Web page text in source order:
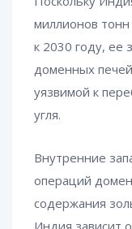
миллионов тонн
к 2030 году, ее
доменных
уязвимой к
угля.
Внутренние
операций
содержания
Индия зависит